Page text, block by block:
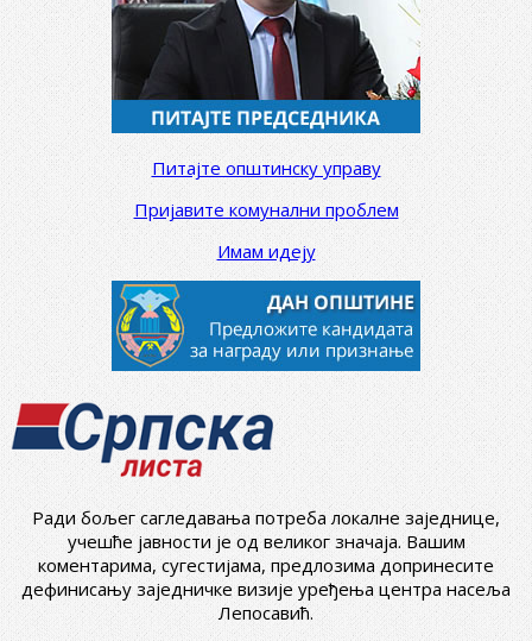
Питајте општинску управу
Пријавите комунални проблем
Имам идеју
Ради бољег сагледавања потреба локалне заједнице,
учешће јавности је од великог значаја. Вашим
коментарима, сугестијама, предлозима допринесите
дефинисању заједничке визије уређења центра насеља
Лепосавић.